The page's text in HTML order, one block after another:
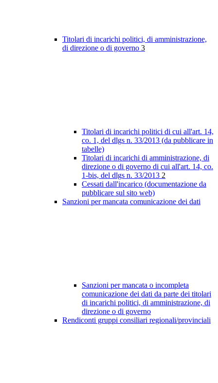
Titolari di incarichi politici, di amministrazione,
di direzione o di governo 3
Titolari di incarichi politici di cui all'art. 14,
co. 1, del dlgs n. 33/2013 (da pubblicare in
tabelle)
Titolari di incarichi di amministrazione, di
direzione o di governo di cui all'art. 14, co.
1-bis, del dlgs n. 33/2013 2
Cessati dall'incarico (documentazione da
pubblicare sul sito web)
Sanzioni per mancata comunicazione dei dati
Sanzioni per mancata o incompleta
comunicazione dei dati da parte dei titolari
di incarichi politici, di amministrazione, di
direzione o di governo
Rendiconti gruppi consiliari regionali/provinciali